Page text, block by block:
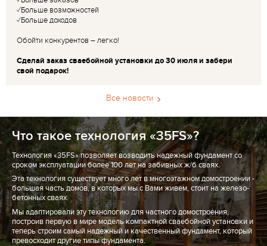
✓Больше возможностей
✓Больше доходов
Обойти конкурентов – легко!
Сделай заказ сваебойной установки до 30 июля и забери
свой подарок!
Все новости
Что такое технология «35FS»?
Технология «35FS» позволяет возводить надежный фундамент со
сроком эксплуатации более 100 лет на забивных ж/б сваях.
Эта технология существует много лет в многоэтажном домостроении -
большая часть домов, в которых мы с Вами живем, стоит на железо-
бетонных сваях.
Мы адаптировали эту технологию для частного домостроения,
построив первую в мире модель компактной сваебойной установки и
теперь строим самый надежный и качественный фундамент, который
превосходит другие типы фундамента.